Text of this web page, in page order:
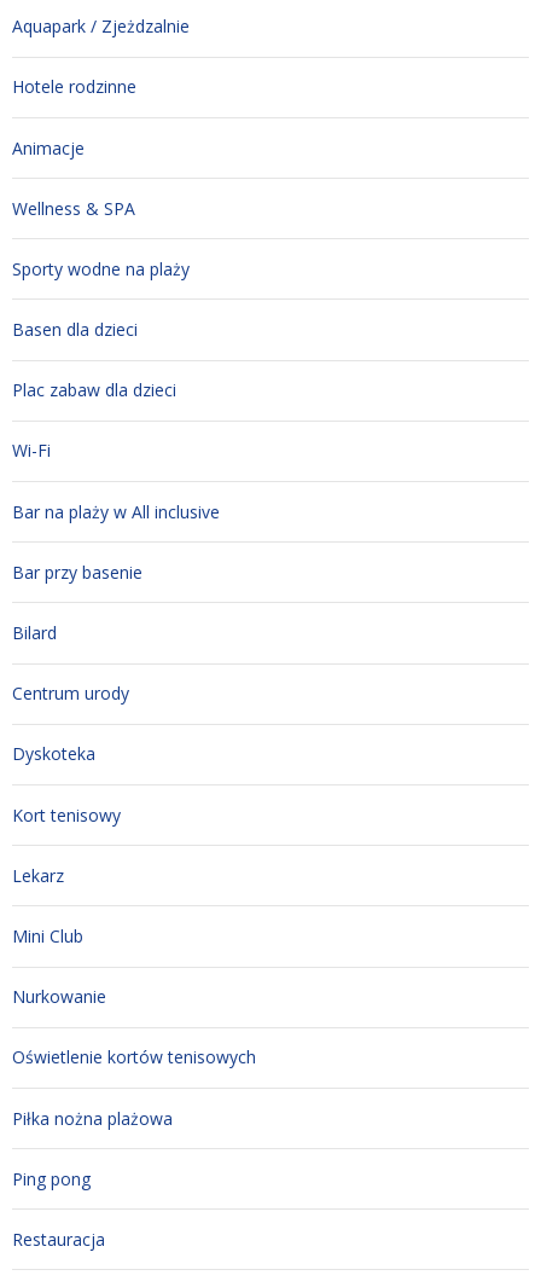
Aquapark / Zjeżdzalnie
Hotele rodzinne
Animacje
Wellness & SPA
Sporty wodne na plaży
Basen dla dzieci
Plac zabaw dla dzieci
Wi-Fi
Bar na plaży w All inclusive
Bar przy basenie
Bilard
Centrum urody
Dyskoteka
Kort tenisowy
Lekarz
Mini Club
Nurkowanie
Oświetlenie kortów tenisowych
Piłka nożna plażowa
Ping pong
Restauracja